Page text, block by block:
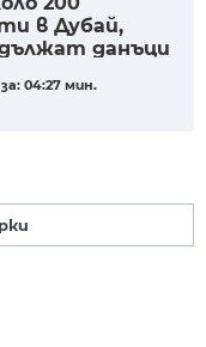
в Дубай,
дължат данъци
04:27 мин.